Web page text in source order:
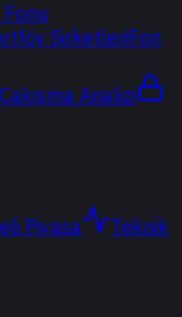
Fonu
ŞirketleriFon
Çakışma Analizi
Piyasa
Teknik